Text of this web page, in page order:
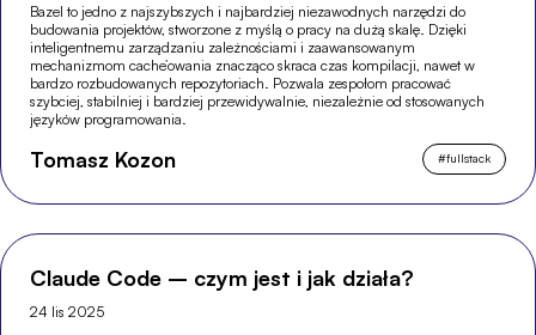
Bazel to jedno z najszybszych i najbardziej niezawodnych narzędzi do
budowania projektów, stworzone z myślą o pracy na dużą skalę. Dzięki
inteligentnemu zarządzaniu zależnościami i zaawansowanym
mechanizmom cache’owania znacząco skraca czas kompilacji, nawet w
bardzo rozbudowanych repozytoriach. Pozwala zespołom pracować
szybciej, stabilniej i bardziej przewidywalnie, niezależnie od stosowanych
języków programowania.
Tomasz Kozon #fullstack
Claude Code – czym jest i jak działa?
24 lis 2025